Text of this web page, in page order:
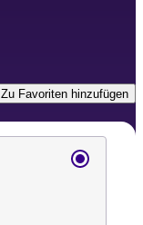
Zu Favoriten hinzufügen